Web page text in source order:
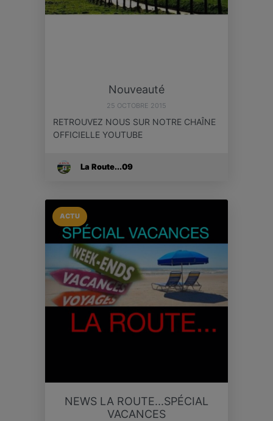
Nouveauté
25 OCTOBRE 2015
RETROUVEZ NOUS SUR NOTRE CHAÎNE
OFFICIELLE YOUTUBE
La Route...09
ACTU
NEWS LA ROUTE...SPÉCIAL
VACANCES